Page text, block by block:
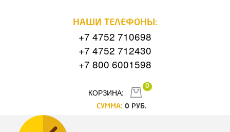
НАШИ ТЕЛЕФОНЫ:
+7 4752 710698
+7 4752 712430
+7 800 6001598
КОРЗИНА:
0
СУММА: 0 РУБ.